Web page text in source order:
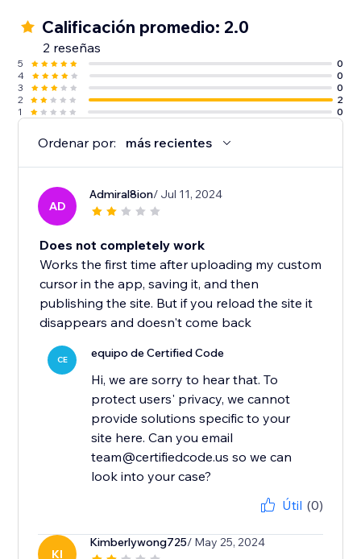
Calificación promedio: 2.0
2 reseñas
5
0
4
0
3
0
2
2
1
0
Ordenar por: más recientes
AD
Admiral8ion/ Jul 11, 2024
Does not completely work
Works the first time after uploading my custom
cursor in the app, saving it, and then
publishing the site. But if you reload the site it
disappears and doesn't come back
CE equipo de Certified Code
Hi, we are sorry to hear that. To
protect users' privacy, we cannot
provide solutions specific to your
site here. Can you email
team@certifiedcode.us so we can
look into your case?
Útil (0)
KI
Kimberlywong725/ May 25, 2024